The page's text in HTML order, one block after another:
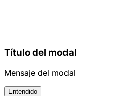
Título del modal
Mensaje del modal
Entendido